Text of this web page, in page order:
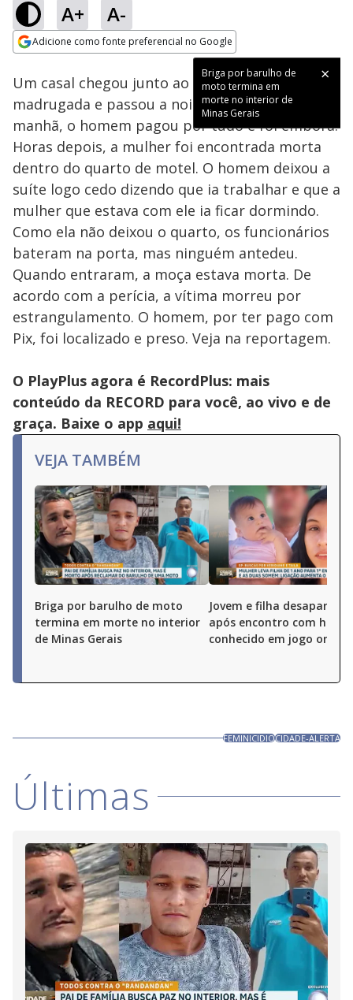
A+ A-
Adicione como fonte preferencial no Google
Ativar
Loaded
23.77%
Um casal chegou junto ao motel no meio da
madrugada e passou a noite juntos. Pela
manhã, o homem pagou por tudo e foi embora.
Horas depois, a mulher foi encontrada morta
dentro do quarto de motel. O homem deixou a
suíte logo cedo dizendo que ia trabalhar e que a
mulher que estava com ele ia ficar dormindo.
Como ela não deixou o quarto, os funcionários
bateram na porta, mas ninguém antedeu.
Quando entraram, a moça estava morta. De
acordo com a perícia, a vítima morreu por
estrangulamento. O homem, por ter pago com
Pix, foi localizado e preso. Veja na reportagem.
O PlayPlus agora é RecordPlus: mais
conteúdo da RECORD para você, ao vivo e de
graça. Baixe o app aqui!
VEJA TAMBÉM
Briga por barulho de moto
termina em morte no interior
de Minas Gerais
Jovem e filha
após encontro com
conhecido em jogo online
FEMINICIDIOCIDADE-ALERTA
Últimas